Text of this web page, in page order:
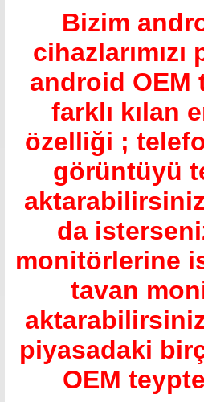
Bizim
android OEM
farklı kılan
özelliği ;
görüntüyü
da
monitörlerine
tavan
piyasadaki
OEM